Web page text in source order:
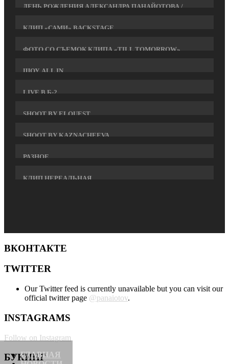
ГЛАВНАЯ
ДЕНЬ РОЖДЕНИЯ АЛЕКСАНДРА ПАНАЙОТОВА /
КЛИП «САМИ» BACKSTAGE
ФОТО СО СЪЕМОК КЛИПА «TILL TOMORROW»
ШОУ ALL IN
LIVE В Б-2
SHOOT BY ELQUEST
SHOOT BY KAZNACHEEVA
РАЗНОЕ
КЛИП НЕРЕАЛЬНАЯ
ВКОНТАКТЕ
TWITTER
Our Twitter feed is currently unavailable but you can visit our
official twitter page @panaiotov.
INSTAGRAMS
Follow on Instagram
БУКИНГ